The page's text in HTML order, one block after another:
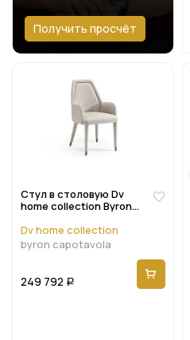
Получить просчёт
Стул в столовую Dv
home collection Byron
Dv home collection
byron capotavola
249 792 Р